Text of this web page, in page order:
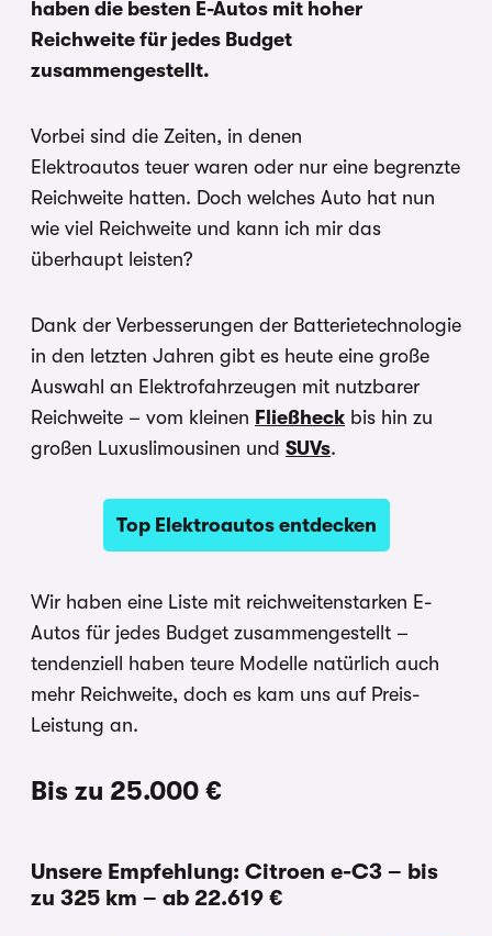
haben die besten E-Autos mit hoher
Reichweite für jedes Budget
zusammengestellt.
Vorbei sind die Zeiten, in denen
Elektroautos teuer waren oder nur eine begrenzte
Reichweite hatten. Doch welches Auto hat nun
wie viel Reichweite und kann ich mir das
überhaupt leisten?
Dank der Verbesserungen der Batterietechnologie
in den letzten Jahren gibt es heute eine große
Auswahl an Elektrofahrzeugen mit nutzbarer
Reichweite – vom kleinen Fließheck bis hin zu
großen Luxuslimousinen und SUVs.
Top Elektroautos entdecken
Wir haben eine Liste mit reichweitenstarken E-
Autos für jedes Budget zusammengestellt –
tendenziell haben teure Modelle natürlich auch
mehr Reichweite, doch es kam uns auf Preis-
Leistung an.
Bis zu 25.000 €
Unsere Empfehlung: Citroen e-C3 – bis
zu 325 km – ab 22.619 €